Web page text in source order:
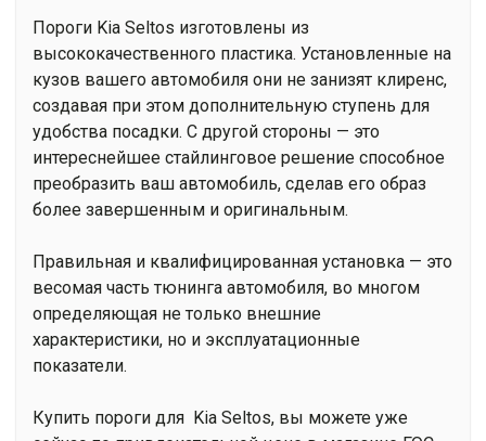
Пороги Kia Seltos изготовлены из
высококачественного пластика. Установленные на
кузов вашего автомобиля они не занизят клиренс,
создавая при этом дополнительную ступень для
удобства посадки. С другой стороны — это
интереснейшее стайлинговое решение способное
преобразить ваш автомобиль, сделав его образ
более завершенным и оригинальным.
Правильная и квалифицированная установка — это
весомая часть тюнинга автомобиля, во многом
определяющая не только внешние
характеристики, но и эксплуатационные
показатели.
Купить пороги для Kia Seltos, вы можете уже